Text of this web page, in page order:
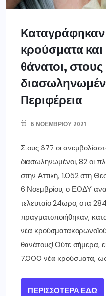
Καταγράφηκαν
κρούσματα
θάνατοι, στους
Περιφέρεια
6 ΝΟΕΜΒΡΊΟΥ 2021
Στους 377 οι
διασωληνωμένοι, 82 οι
στην Αττική, 1.052 στη
6 Νοεμβρίου, ο ΕΟΔΥ
τελευταίο 24ωρο, στα
πραγματοποιήθηκαν,
νέα
θανάτους! Ούτε σήμερα,
7.000 νέα κρούσματα,
ΠΕΡΙΣΣΌΤΕΡΑ ΕΔΏ